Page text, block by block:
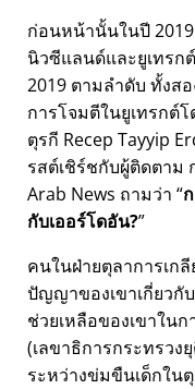
ก่อนหน้านั้นในปี
นิวซีแลนด์และยูเทรก
2019 ตามลำดับ ทั้งส
การโจมตีในยูเทรกต์
ตุรกี Recep Tayyip
รสต์เชิร์ชกับผู้ติดตาม
Arab News ถามว่า
กับเออร์โดอัน?
คนในฝ่ายตุลาการเก
ปัญญาของเขาเกี่ยวกับ
ช่วยเหลือของเขาในก
(เลขาธิการกระทรวง
ระหว่างข่มขืนเด็กใน